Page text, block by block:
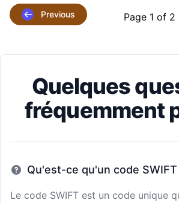
Previous Page 1 of 2
Quelques
fréquemment
Qu'est-ce qu'un code SWIFT
Le code SWIFT est un code unique